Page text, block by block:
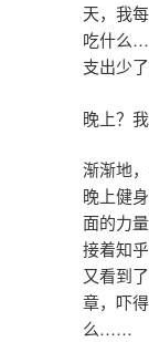
天，我
吃什么
支出少
晚上？
渐渐地
晚上健
面的力
接着知
又看到
章，吓
么……